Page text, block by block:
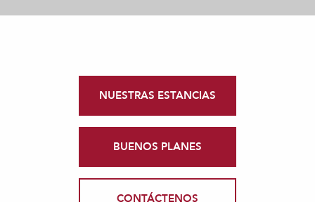
NUESTRAS ESTANCIAS
BUENOS PLANES
CONTÁCTENOS